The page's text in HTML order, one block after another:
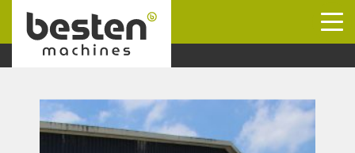
Naar hoofdinhoud